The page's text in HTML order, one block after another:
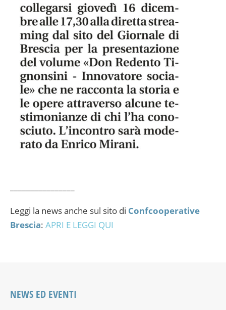
Leggi la news anche sul sito di Confcooperative
Brescia: APRI E LEGGI QUI
NEWS ED EVENTI